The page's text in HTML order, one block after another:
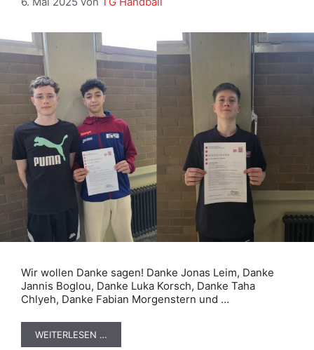
Wir wollen Danke sagen! Danke Jonas Leim, Danke
Jannis Boglou, Danke Luka Korsch, Danke Taha
Chlyeh, Danke Fabian Morgenstern und …
WEITERLESEN …